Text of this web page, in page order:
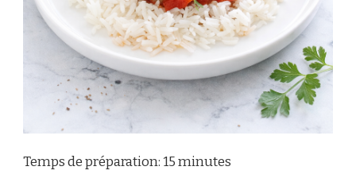
Temps de préparation: 15 minutes